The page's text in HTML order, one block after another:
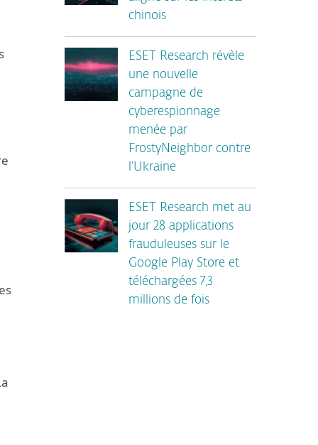
chinois
ESET Research révèle
une nouvelle
campagne de
cyberespionnage
menée par
FrostyNeighbor contre
l’Ukraine
ESET Research met au
jour 28 applications
frauduleuses sur le
Google Play Store et
téléchargées 7,3
millions de fois